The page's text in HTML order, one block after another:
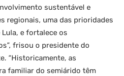
sustentável e
regionais, uma das prioridades
e fortalece os
frisou o presidente do
“Historicamente, as
familiar do semiárido têm